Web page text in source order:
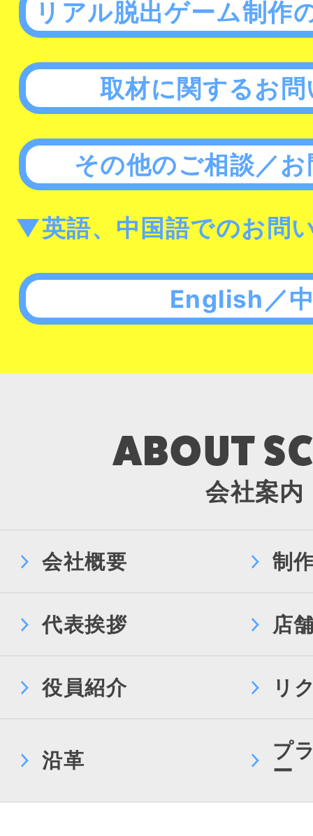
リアル脱出ゲーム制作
取材に関するお
その他のご相談／
▼英語、中国語でのお問
English／
会社案内
会社概要 制
代表挨拶 店
役員紹介 リ
沿革
プ
ー